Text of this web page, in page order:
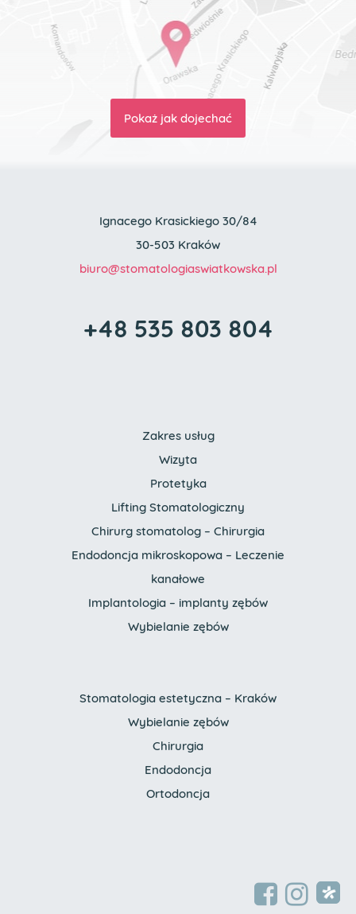
Pokaż jak dojechać
Ignacego Krasickiego 30/84
30-503 Kraków
biuro@stomatologiaswiatkowska.pl
+48 535 803 804
Zakres usług
Wizyta
Protetyka
Lifting Stomatologiczny
Chirurg stomatolog – Chirurgia
Endodoncja mikroskopowa – Leczenie
kanałowe
Implantologia – implanty zębów
Wybielanie zębów
Stomatologia estetyczna – Kraków
Wybielanie zębów
Chirurgia
Endodoncja
Ortodoncja